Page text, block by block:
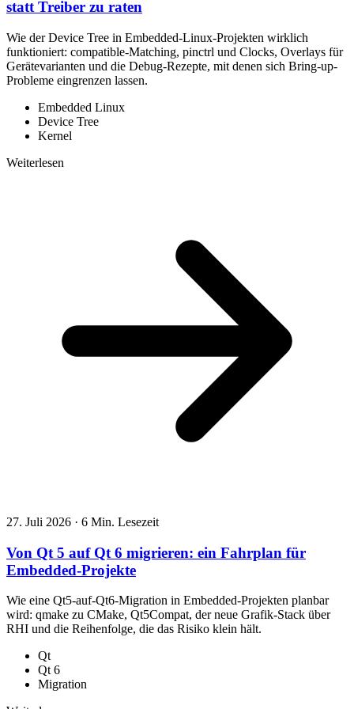
statt Treiber zu raten
Wie der Device Tree in Embedded-Linux-Projekten wirklich
funktioniert: compatible-Matching, pinctrl und Clocks, Overlays für
Gerätevarianten und die Debug-Rezepte, mit denen sich Bring-up-
Probleme eingrenzen lassen.
Embedded Linux
Device Tree
Kernel
Weiterlesen
27. Juli 2026 · 6 Min. Lesezeit
Von Qt 5 auf Qt 6 migrieren: ein Fahrplan für
Embedded-Projekte
Wie eine Qt5-auf-Qt6-Migration in Embedded-Projekten planbar
wird: qmake zu CMake, Qt5Compat, der neue Grafik-Stack über
RHI und die Reihenfolge, die das Risiko klein hält.
Qt
Qt 6
Migration